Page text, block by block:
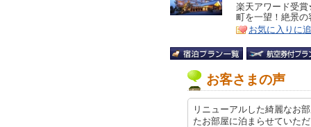
リ
ア
特
徴
楽天アワード受
町を一望！絶景
お気に入りに
お客さまの声
リニューアルした綺麗なお
たお部屋に泊まらせていた